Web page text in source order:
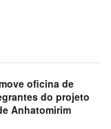
oficina de
do projeto
Anhatomirim